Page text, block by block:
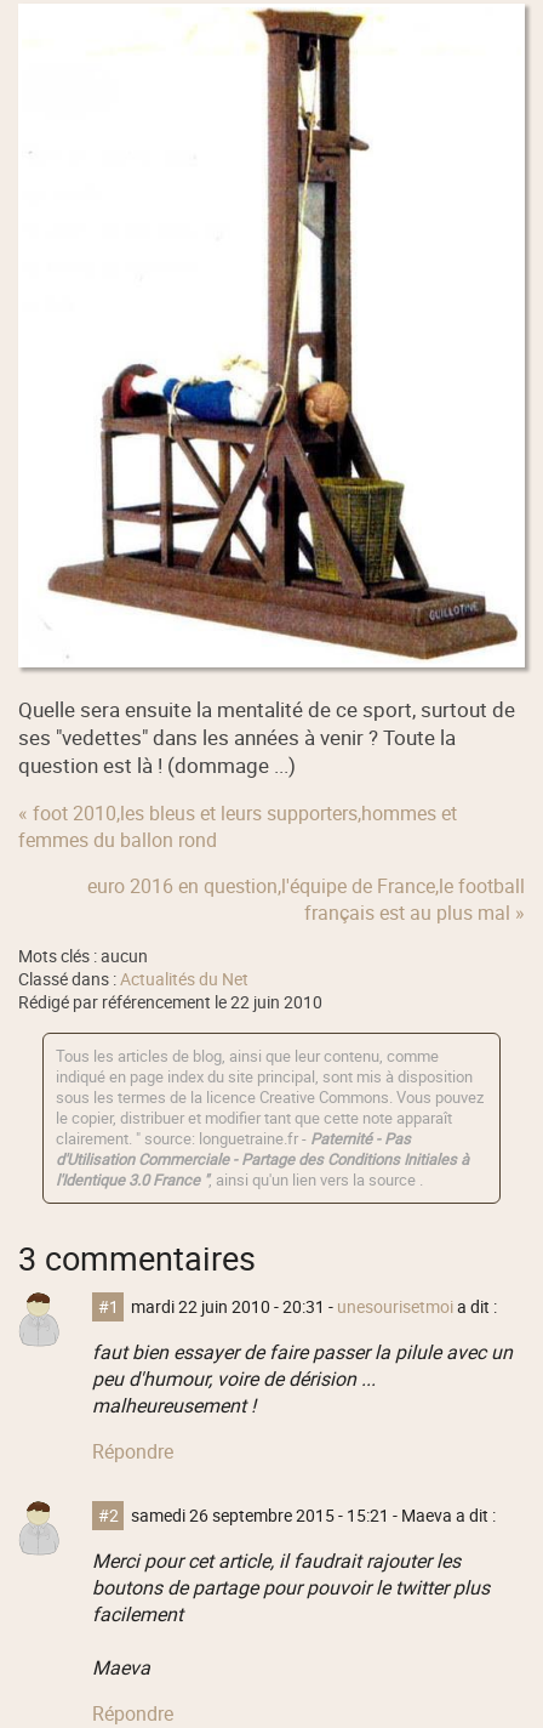
Quelle sera ensuite la mentalité de ce sport, surtout de
ses "vedettes" dans les années à venir ? Toute la
question est là ! (dommage ...)
« foot 2010,les bleus et leurs supporters,hommes et
femmes du ballon rond
euro 2016 en question,l'équipe de France,le football
français est au plus mal »
Mots clés : aucun
Classé dans :Actualités du Net
Rédigé par référencement le 22 juin 2010
Tous les articles de blog, ainsi que leur contenu, comme
indiqué en page index du site principal, sont mis à disposition
sous les termes de la licence Creative Commons. Vous pouvez
le copier, distribuer et modifier tant que cette note apparaît
clairement. " source: longuetraine.fr - Paternité - Pas
d'Utilisation Commerciale - Partage des Conditions Initiales à
l'Identique 3.0 France ", ainsi qu'un lien vers la source .
3 commentaires
#1 mardi 22 juin 2010 - 20:31 - unesourisetmoia dit :
faut bien essayer de faire passer la pilule avec un
peu d'humour, voire de dérision ...
malheureusement !
Répondre
#2 samedi 26 septembre 2015 - 15:21 - Maeva a dit :
Merci pour cet article, il faudrait rajouter les
boutons de partage pour pouvoir le twitter plus
facilement
Maeva
Répondre